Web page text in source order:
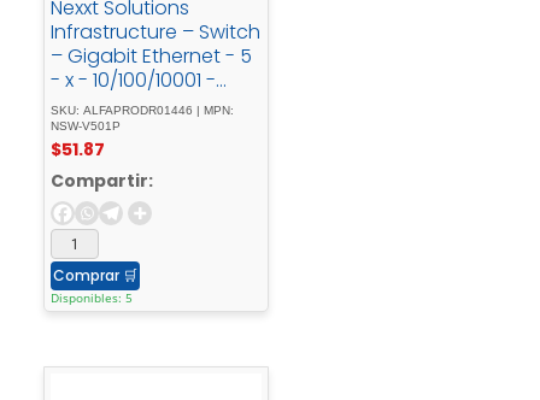
Nexxt Solutions
Infrastructure – Switch
– Gigabit Ethernet - 5
- x - 10/100/10001 -
Gigabit - Ethernet4 -
POE+ - 60W
SKU: ALFAPRODR01446 | MPN:
NSW-V501P
$51.87
Compartir:
Comprar 🛒
Disponibles: 5